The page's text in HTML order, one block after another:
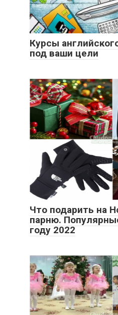
Курсы
под ваши цели
Что подарить на
парню.
году 2022